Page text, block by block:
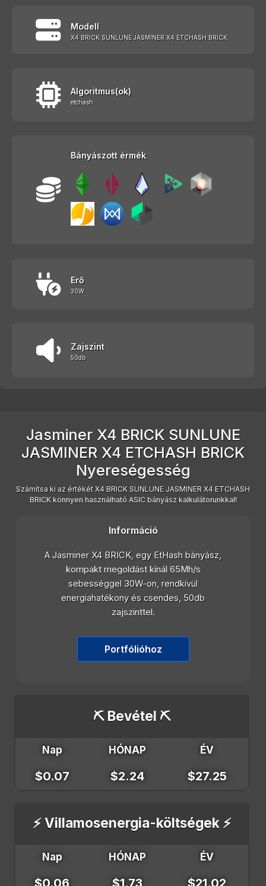
Modell
X4 BRICK SUNLUNE JASMINER X4 ETCHASH BRICK
Algoritmus(ok)
etchash
Bányászott érmék
Erő
30W
Zajszint
50db
Jasminer X4 BRICK SUNLUNE
JASMINER X4 ETCHASH BRICK
Nyereségesség
Számítsa ki az értékét X4 BRICK SUNLUNE JASMINER X4 ETCHASH
BRICK könnyen használható ASIC bányász kalkulátorunkkal!
Információ
A Jasminer X4 BRICK, egy EtHash bányász,
kompakt megoldást kínál 65Mh/s
sebességgel 30W-on, rendkívül
energiahatékony és csendes, 50db
zajszinttel.
Portfólióhoz
⛏️ Bevétel ⛏️
Nap HÓNAP ÉV
$0.07 $2.24 $27.25
⚡ Villamosenergia-költségek ⚡
Nap HÓNAP ÉV